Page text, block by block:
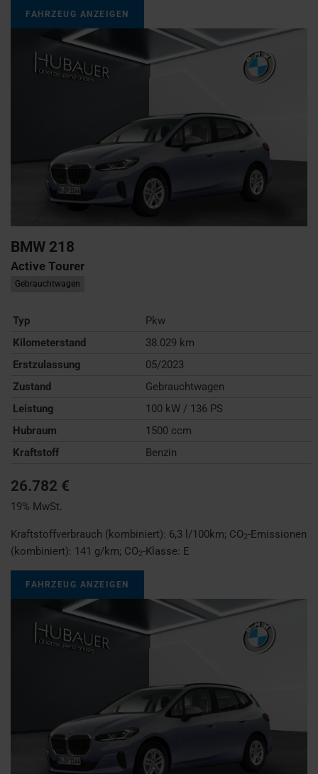
FAHRZEUG ANZEIGEN
BMW 218
Active Tourer
Gebrauchtwagen
Typ
Pkw
Kilometerstand
38.029 km
Erstzulassung
05/2023
Zustand
Gebrauchtwagen
Leistung
100 kW / 136 PS
Hubraum
1500 ccm
Kraftstoff
Benzin
26.782 €
19% MwSt.
Kraftstoffverbrauch (kombiniert): 6,3 l/100km; CO2-Emissionen
(kombiniert): 141 g/km; CO2-Klasse: E
FAHRZEUG ANZEIGEN